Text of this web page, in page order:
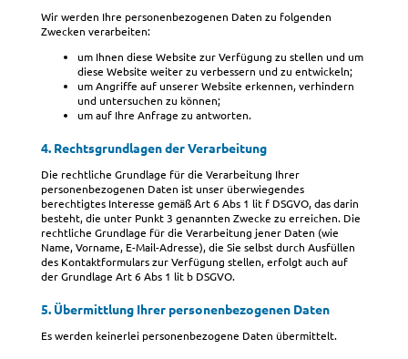
Wir werden Ihre personenbezogenen Daten zu folgenden
Zwecken verarbeiten:
um Ihnen diese Website zur Verfügung zu stellen und um
diese Website weiter zu verbessern und zu entwickeln;
um Angriffe auf unserer Website erkennen, verhindern
und untersuchen zu können;
um auf Ihre Anfrage zu antworten.
4. Rechtsgrundlagen der Verarbeitung
Die rechtliche Grundlage für die Verarbeitung Ihrer
personenbezogenen Daten ist unser überwiegendes
berechtigtes Interesse gemäß Art 6 Abs 1 lit f DSGVO, das darin
besteht, die unter Punkt 3 genannten Zwecke zu erreichen. Die
rechtliche Grundlage für die Verarbeitung jener Daten (wie
Name, Vorname, E-Mail-Adresse), die Sie selbst durch Ausfüllen
des Kontaktformulars zur Verfügung stellen, erfolgt auch auf
der Grundlage Art 6 Abs 1 lit b DSGVO.
5. Übermittlung Ihrer personenbezogenen Daten
Es werden keinerlei personenbezogene Daten übermittelt.